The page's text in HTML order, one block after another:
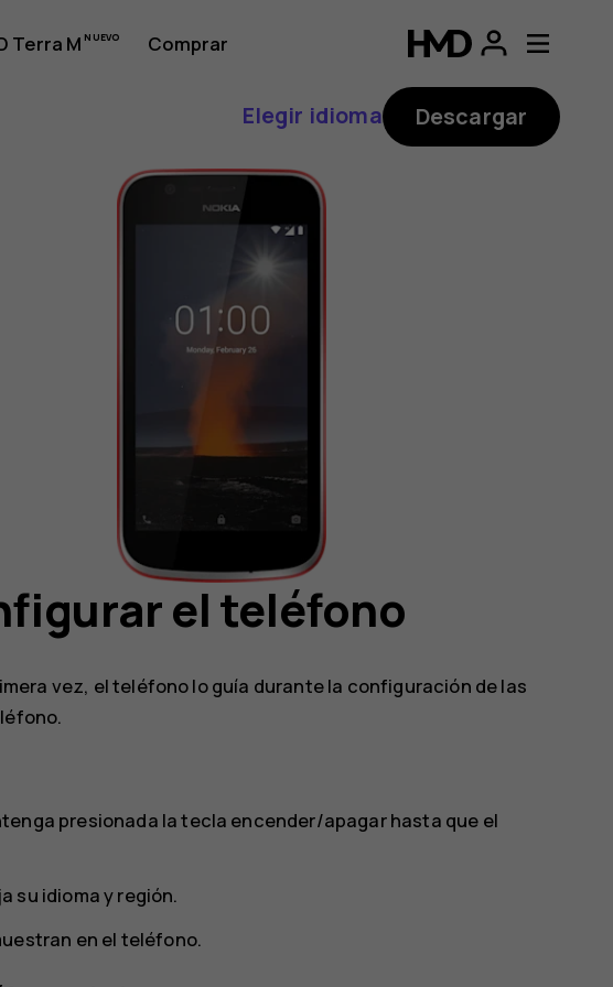
Terra M Comprar
Elegir idioma Descargar
el teléfono
vez, el teléfono lo guía durante la configuración de las
presionada la tecla encender/apagar hasta que el
su idioma y región.
en el teléfono.